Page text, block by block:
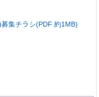
集チラシ(PDF 約1MB)